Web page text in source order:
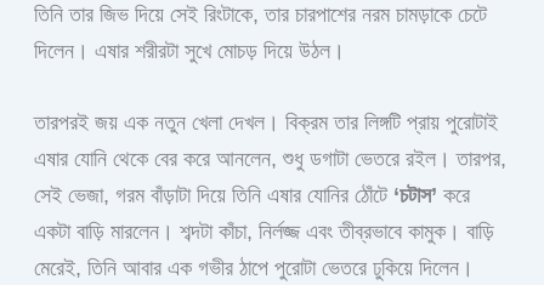
তিনি তার জিভ দিয়ে সেই রিংটাকে, তার চারপাশের নরম চামড়াকে চেটে
দিলেন। এষার শরীরটা সুখে মোচড় দিয়ে উঠল।
তারপরই জয় এক নতুন খেলা দেখল। বিক্রম তার লিঙ্গটি প্রায় পুরোটাই
এষার যোনি থেকে বের করে আনলেন, শুধু ডগাটা ভেতরে রইল। তারপর,
সেই ভেজা, গরম বাঁড়াটা দিয়ে তিনি এষার যোনির ঠোঁটে ‘চটাস’ করে
একটা বাড়ি মারলেন। শব্দটা কাঁচা, নির্লজ্জ এবং তীব্রভাবে কামুক। বাড়ি
মেরেই, তিনি আবার এক গভীর ঠাপে পুরোটা ভেতরে ঢুকিয়ে দিলেন।